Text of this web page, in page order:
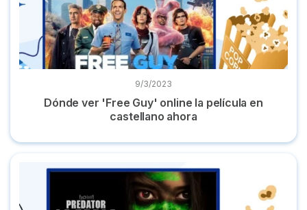
9/3/2023
Dónde ver 'Free Guy' online la película en
castellano ahora
Dónde ver 'Predator: La presa' online película en español